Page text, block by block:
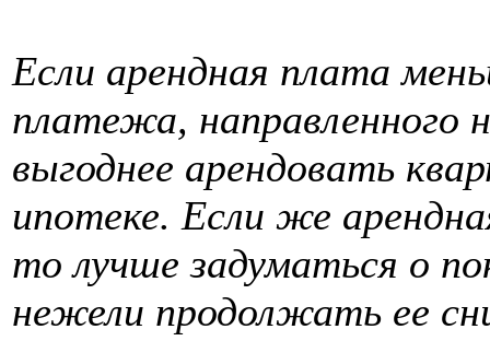
Если арендная плата
платежа, направленного
выгоднее арендовать
ипотеке. Если же
то лучше задуматься о
нежели продолжать ее